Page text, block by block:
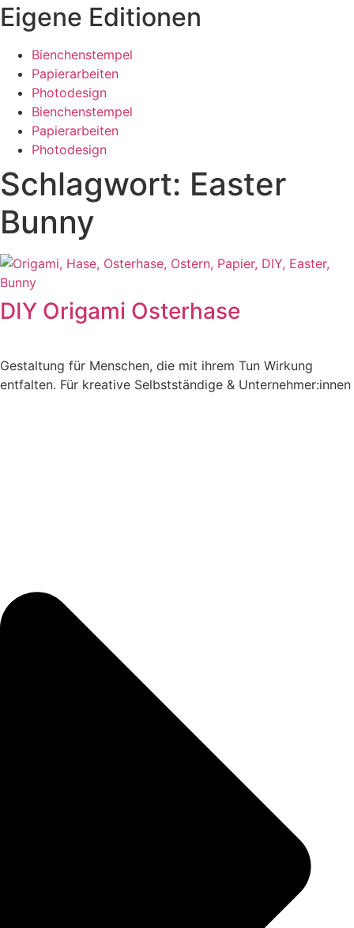
Eigene Editionen
Bienchenstempel
Papierarbeiten
Photodesign
Bienchenstempel
Papierarbeiten
Photodesign
Schlagwort: Easter
Bunny
DIY Origami Osterhase
Gestaltung für Menschen, die mit ihrem Tun Wirkung
entfalten. Für kreative Selbstständige & Unternehmer:innen